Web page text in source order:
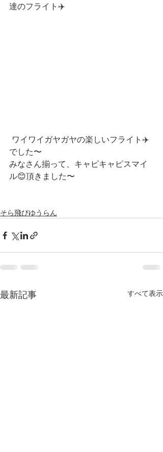
達のフライト✈️
でした〜
みなさん揃って、キャピキャピスマイ
ル😊頂きました〜
そら飛びゆうらん
最新記事 すべて表示